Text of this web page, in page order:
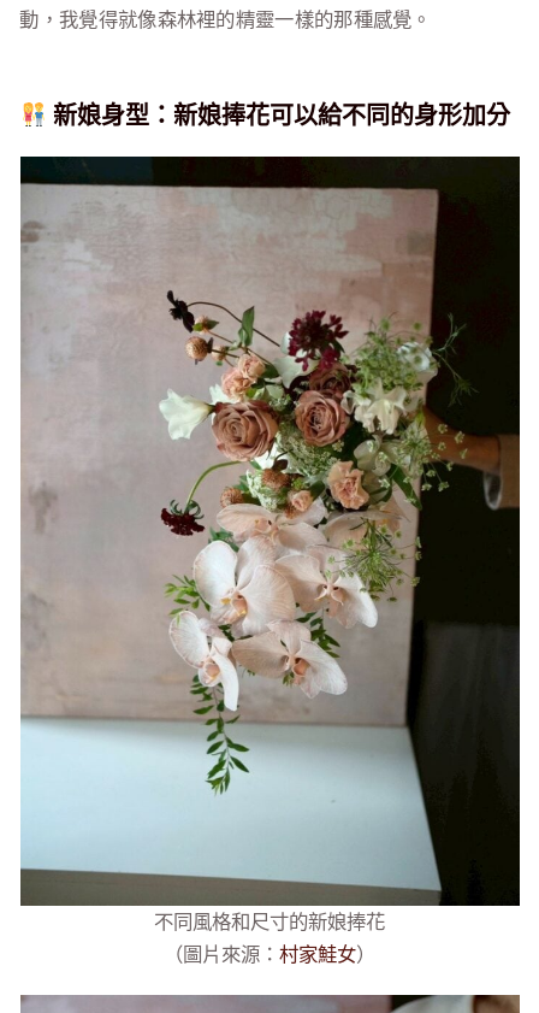
動，我覺得就像森林裡的精靈一樣的那種感覺。
新娘身型：新娘捧花可以給不同的身形加分
不同風格和尺寸的新娘捧花
（圖片來源： 村家鮭女）